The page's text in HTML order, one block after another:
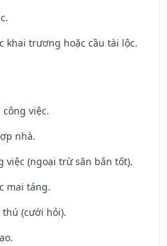
khai trương hoặc cầu tài lộc.
việc.
nhà.
việc (ngoại trừ săn bắn tốt).
mai táng.
thú (cưới hỏi).